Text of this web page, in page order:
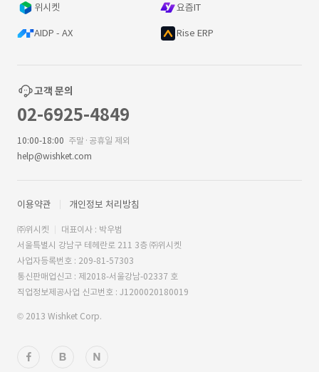
위시켓 요즘IT
AIDP - AX Rise ERP
고객 문의
02-6925-4849
10:00-18:00 주말·공휴일 제외
help@wishket.com
이용약관 개인정보 처리방침
㈜위시켓
대표이사 : 박우범
서울특별시 강남구 테헤란로 211 3층 ㈜위시켓
사업자등록번호 : 209-81-57303
통신판매업신고 : 제2018-서울강남-02337 호
직업정보제공사업 신고번호 : J1200020180019
© 2013 Wishket Corp.